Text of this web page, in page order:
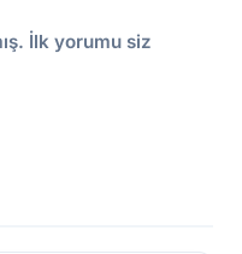
İlk yorumu siz